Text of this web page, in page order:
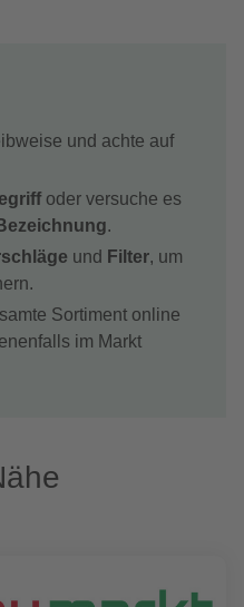
und achte auf
oder versuche es
.
und Filter, um
Sortiment online
im Markt